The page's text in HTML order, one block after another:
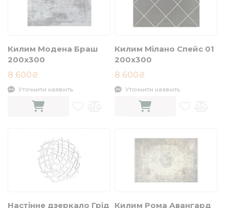
Килим Модена Браш
200x300
8 600₴
Уточнити наявніть
Килим Мілано Спейс 01
200х300
8 600₴
Уточнити наявніть
Настінне дзеркало Грід Килим Рома Авангард